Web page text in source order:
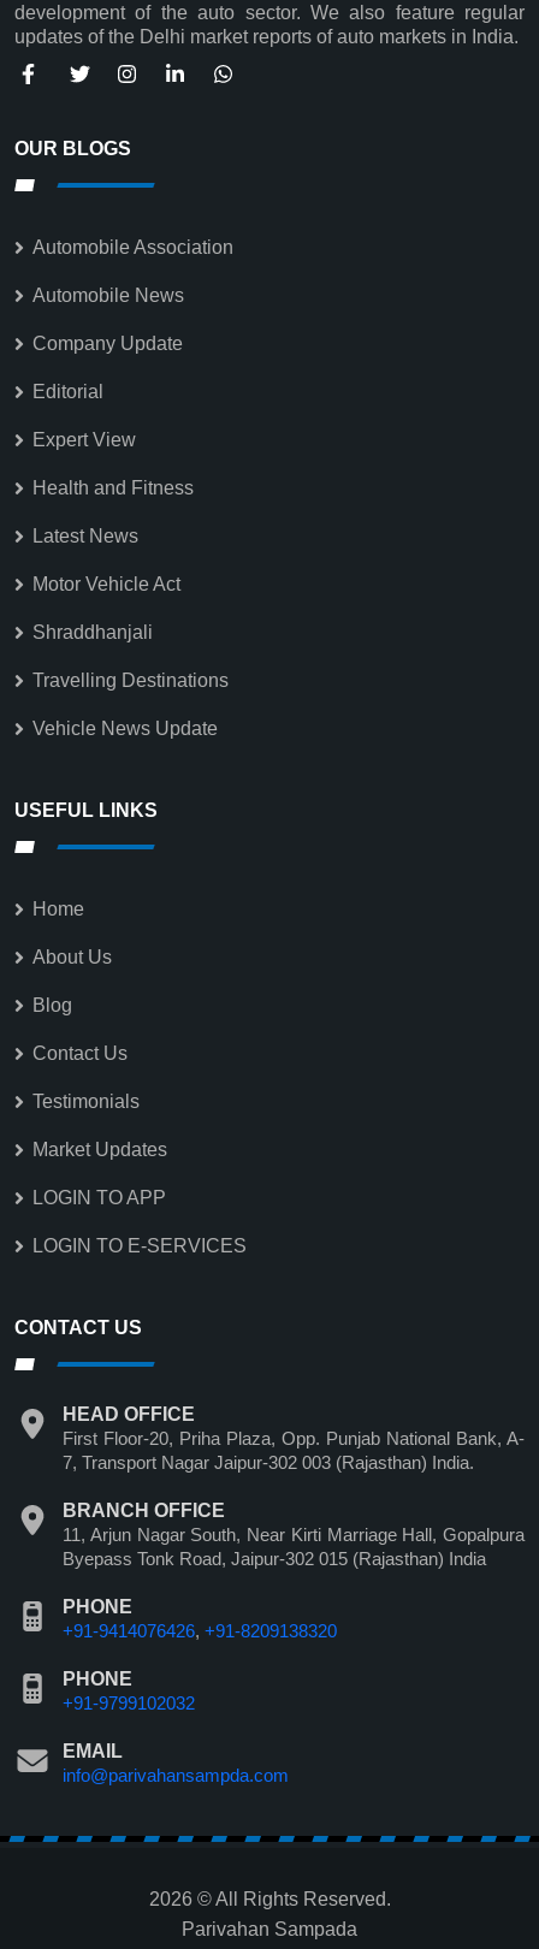
development of the auto sector. We also feature regular
updates of the Delhi market reports of auto markets in India.
OUR BLOGS
Automobile Association
Automobile News
Company Update
Editorial
Expert View
Health and Fitness
Latest News
Motor Vehicle Act
Shraddhanjali
Travelling Destinations
Vehicle News Update
USEFUL LINKS
Home
About Us
Blog
Contact Us
Testimonials
Market Updates
LOGIN TO APP
LOGIN TO E-SERVICES
CONTACT US
HEAD OFFICE
First Floor-20, Priha Plaza, Opp. Punjab National Bank, A-
7, Transport Nagar Jaipur-302 003 (Rajasthan) India.
BRANCH OFFICE
11, Arjun Nagar South, Near Kirti Marriage Hall, Gopalpura
Byepass Tonk Road, Jaipur-302 015 (Rajasthan) India
PHONE
+91-9414076426, +91-8209138320
PHONE
+91-9799102032
EMAIL
info@parivahansampda.com
2026 © All Rights Reserved.
Parivahan Sampada